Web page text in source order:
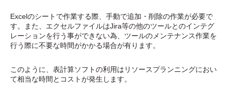
Excelのシートで作業する際、手動で追加・削除の作業が必要で
す。また、エクセルファイルはJira等の他のツールとのインテグ
レーションを行う事ができない為、ツールのメンテナンス作業を
行う際に不要な時間がかかる場合が有ります。
このように、表計算ソフトの利用はリソースプランニングにおい
て相当な時間とコストが発生します。